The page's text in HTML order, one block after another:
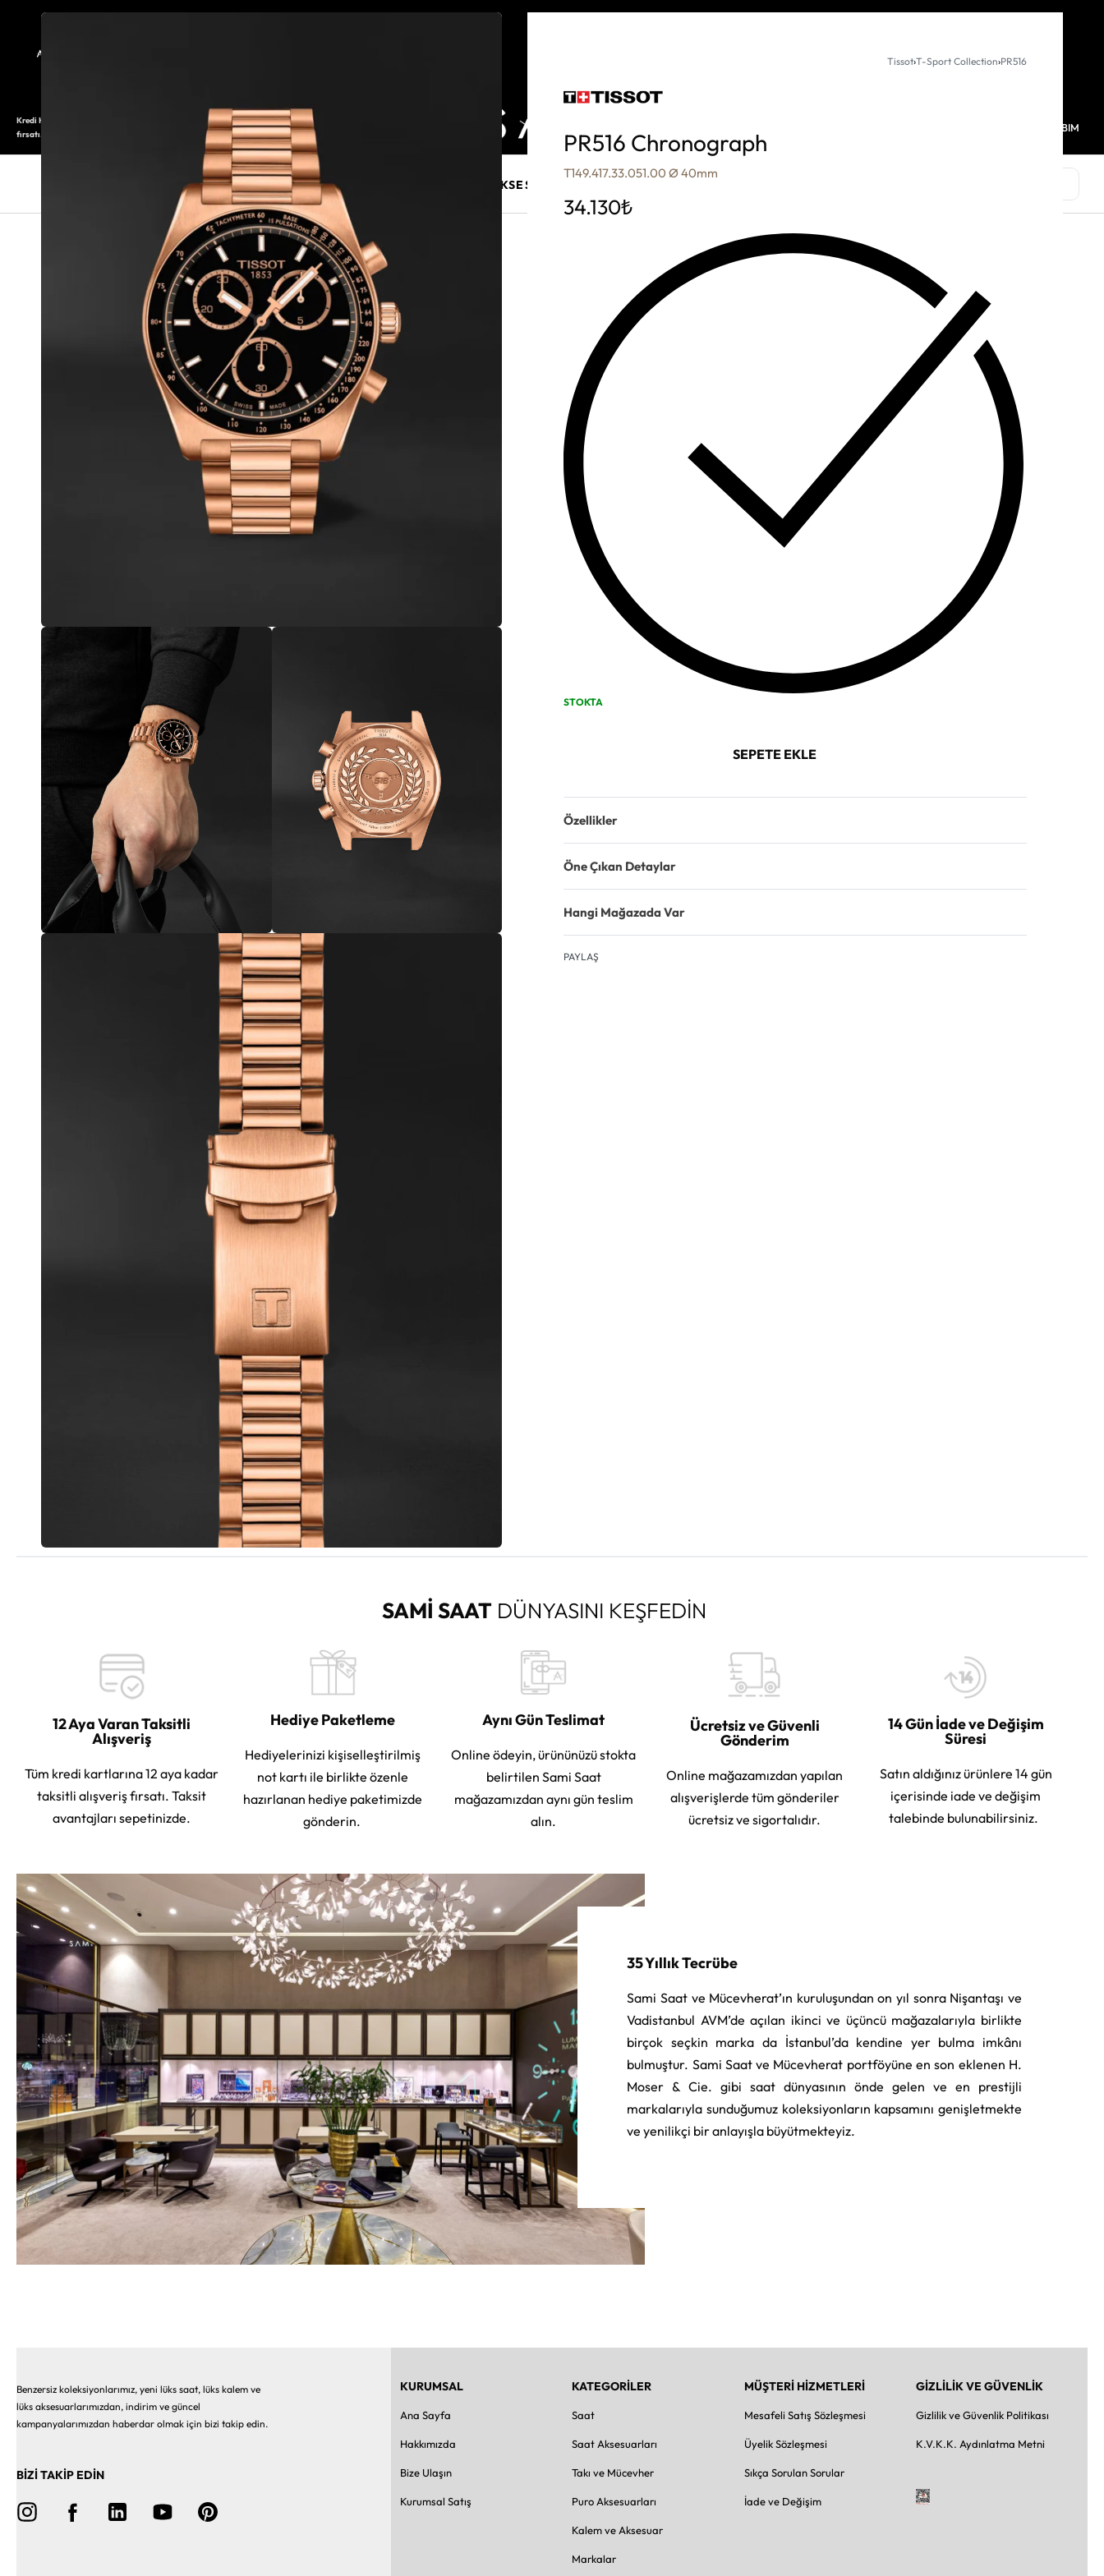
Kredi Kartı ile 12 aya varan taksitli alışveriş imkanı. Üstelik ilk 6 taksite %0 komisyon
fırsatı.
HESABIM
SAAT AKSESUARLARITAKI VE MÜCEVHER PURO AKSESUARLARI
Tissot›T-Sport Collection›PR516
PR516 Chronograph
T149.417.33.051.00 Ø 40mm
34.130₺
STOKTA
SEPETE EKLE
Özellikler
Öne Çıkan Detaylar
Hangi Mağazada Var
PAYLAŞ
SAMİ SAATDÜNYASINI KEŞFEDİN
12 Aya Varan Taksitli
Alışveriş
Tüm kredi kartlarına 12 aya kadar
taksitli alışveriş fırsatı. Taksit
avantajları sepetinizde.
Hediye Paketleme
Hediyelerinizi kişiselleştirilmiş
not kartı ile birlikte özenle
hazırlanan hediye paketimizde
gönderin.
Aynı Gün Teslimat
Online ödeyin, ürününüzü stokta
belirtilen Sami Saat
mağazamızdan aynı gün teslim
alın.
Ücretsiz ve Güvenli
Gönderim
Online mağazamızdan yapılan
alışverişlerde tüm gönderiler
ücretsiz ve sigortalıdır.
14 Gün İade ve Değişim
Süresi
Satın aldığınız ürünlere 14 gün
içerisinde iade ve değişim
talebinde bulunabilirsiniz.
35 Yıllık Tecrübe
Sami Saat ve Mücevherat’ın kuruluşundan on yıl sonra Nişantaşı ve
Vadistanbul AVM’de açılan ikinci ve üçüncü mağazalarıyla birlikte
birçok seçkin marka da İstanbul’da kendine yer bulma imkânı
bulmuştur. Sami Saat ve Mücevherat portföyüne en son eklenen H.
Moser & Cie. gibi saat dünyasının önde gelen ve en prestijli
markalarıyla sunduğumuz koleksiyonların kapsamını genişletmekte
ve yenilikçi bir anlayışla büyütmekteyiz.
Benzersiz koleksiyonlarımız, yeni lüks saat, lüks kalem ve
lüks aksesuarlarımızdan, indirim ve güncel
kampanyalarımızdan haberdar olmak için bizi takip edin.
BİZİ TAKİP EDİN
KURUMSAL
Ana Sayfa
Hakkımızda
Bize Ulaşın
Kurumsal Satış
KATEGORİLER
Saat
Saat Aksesuarları
Takı ve Mücevher
Puro Aksesuarları
Kalem ve Aksesuar
Markalar
MÜŞTERİ HİZMETLERİ
Mesafeli Satış Sözleşmesi
Üyelik Sözleşmesi
Sıkça Sorulan Sorular
İade ve Değişim
GİZLİLİK VE GÜVENLİK
Gizlilik ve Güvenlik Politikası
K.V.K.K. Aydınlatma Metni